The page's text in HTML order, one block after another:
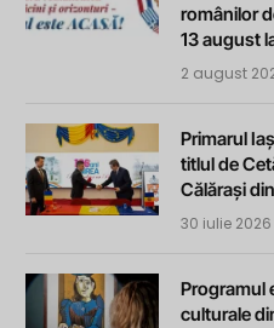
românilor
13 august
2 august
Primarul
titlul de
Călărași
30 iulie 2026
Programul
culturale